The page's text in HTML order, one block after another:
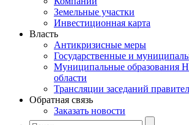
Земельные участки
Инвестиционная карта
Власть
Антикризисные меры
Государственные и
Муниципальные образования
области
Трансляции заседаний
Обратная связь
Заказать новости